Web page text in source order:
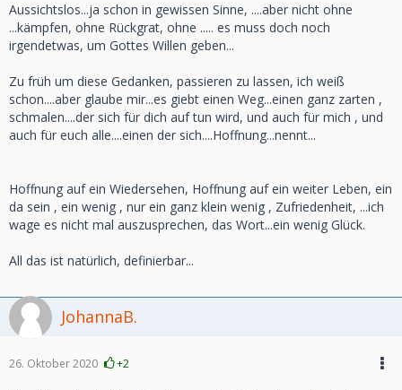
Aussichtslos...ja schon in gewissen Sinne, ....aber nicht ohne
...kämpfen, ohne Rückgrat, ohne ..... es muss doch noch
irgendetwas, um Gottes Willen geben...
Zu früh um diese Gedanken, passieren zu lassen, ich weiß
schon....aber glaube mir...es giebt einen Weg...einen ganz zarten ,
schmalen....der sich für dich auf tun wird, und auch für mich , und
auch für euch alle....einen der sich....Hoffnung...nennt...
Hoffnung auf ein Wiedersehen, Hoffnung auf ein weiter Leben, ein
da sein , ein wenig , nur ein ganz klein wenig , Zufriedenheit, ...ich
wage es nicht mal auszusprechen, das Wort...ein wenig Glück.
All das ist natürlich, definierbar...
JohannaB.
26. Oktober 2020 +2